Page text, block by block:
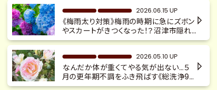
約制 隠れ家サロン」 2026.06.15 UP
《梅雨太り対策》梅雨の時期に急にズボン
やスカートがきつくなった！？沼津市隠れ
家サロン 更年期太り 慢性不調 整体×
2026.05.10 UP
なんだか体が重くてやる気が出ない…５
月の更年期不調をふき飛ばす《総洗浄9フ
ルコース90分》体質改善 深層リンパマ